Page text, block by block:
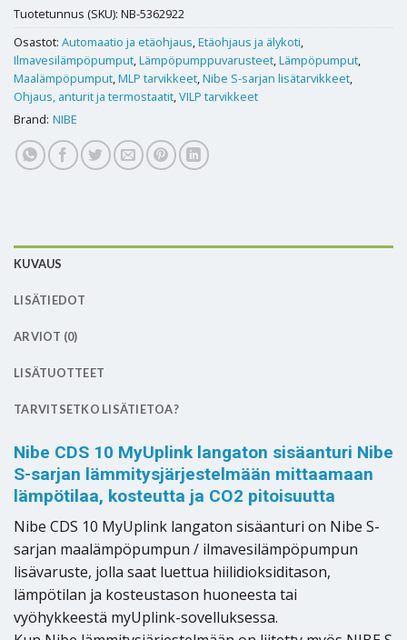
Tuotetunnus (SKU): NB-5362922
Osastot: Automaatio ja etäohjaus,Etäohjaus ja älykoti,
Ilmavesilämpöpumput,Lämpöpumppuvarusteet,Lämpöpumput,
Maalämpöpumput,MLP tarvikkeet,Nibe S-sarjan lisätarvikkeet,
Ohjaus, anturit ja termostaatit,VILP tarvikkeet
Brand: NIBE
KUVAUS
LISÄTIEDOT
ARVIOT (0)
LISÄTUOTTEET
TARVITSETKO LISÄTIETOA?
Nibe CDS 10 MyUplink langaton sisäanturi Nibe
S-sarjan lämmitysjärjestelmään mittaamaan
lämpötilaa, kosteutta ja CO2 pitoisuutta
Nibe CDS 10 MyUplink langaton sisäanturi on Nibe S-
sarjan maalämpöpumpun / ilmavesilämpöpumpun
lisävaruste, jolla saat luettua hiilidioksiditason,
lämpötilan ja kosteustason huoneesta tai
vyöhykkeestä myUplink-sovelluksessa.